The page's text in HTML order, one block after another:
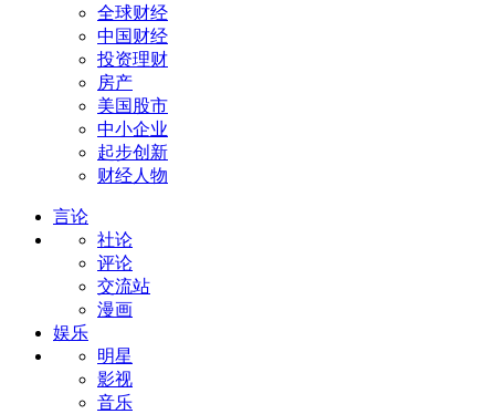
全球财经
中国财经
投资理财
房产
美国股市
中小企业
起步创新
财经人物
言论
社论
评论
交流站
漫画
娱乐
明星
影视
音乐